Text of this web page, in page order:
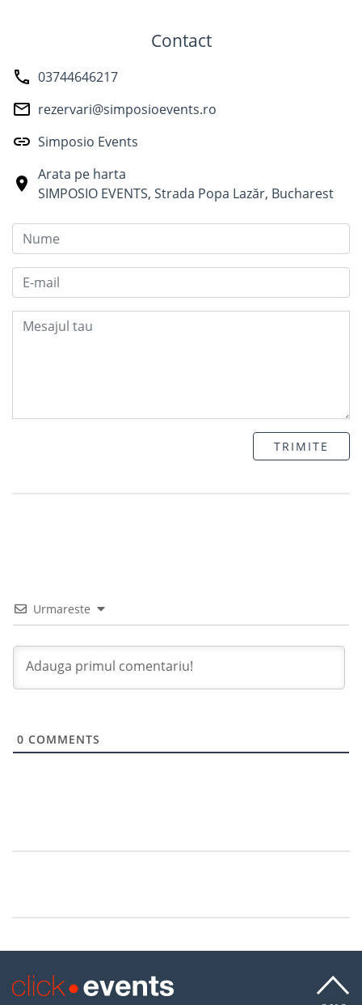
Contact
03744646217
rezervari@simposioevents.ro
Simposio Events
Arata pe harta
SIMPOSIO EVENTS, Strada Popa Lazăr, Bucharest
TRIMITE
Urmareste
0 COMMENTS